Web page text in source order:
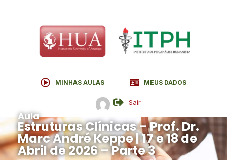
MINHAS AULAS MEUS DADOS
Sair
Aula
Estruturas Clínicas – Prof. Dr.
Marc André Keppe | 17 e 18 de
Abril de 2026 – Parte 3